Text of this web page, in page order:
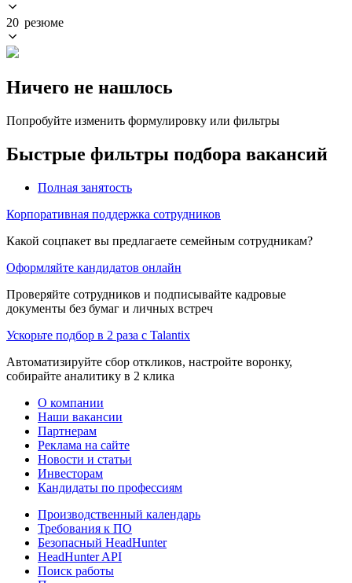
20 резюме
Ничего не нашлось
Попробуйте изменить формулировку или фильтры
Быстрые фильтры подбора вакансий
Полная занятость
Корпоративная поддержка сотрудников
Какой соцпакет вы предлагаете семейным сотрудникам?
Оформляйте кандидатов онлайн
Проверяйте сотрудников и подписывайте кадровые
документы без бумаг и личных встреч
Ускорьте подбор в 2 раза с Talantix
Автоматизируйте сбор откликов, настройте воронку,
собирайте аналитику в 2 клика
О компании
Наши вакансии
Партнерам
Реклама на сайте
Новости и статьи
Инвесторам
Кандидаты по профессиям
Производственный календарь
Требования к ПО
Безопасный HeadHunter
HeadHunter API
Поиск работы